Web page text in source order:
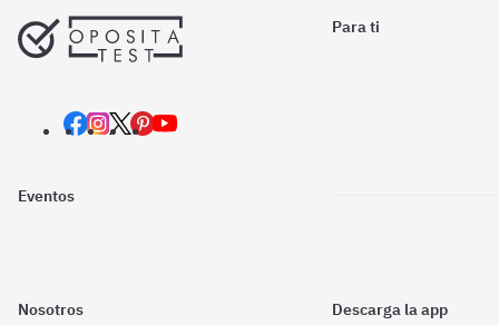
Para ti
Eventos
Nosotros Descarga la app